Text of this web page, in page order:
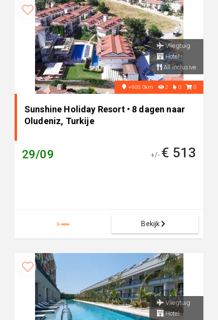
Vliegtuig
Hotel
All inclusive
+600.0km 2 0 0
Sunshine Holiday Resort • 8 dagen naar
Oludeniz, Turkije
29/09 +/- € 513
Bekijk
Vliegtuig
Hotel